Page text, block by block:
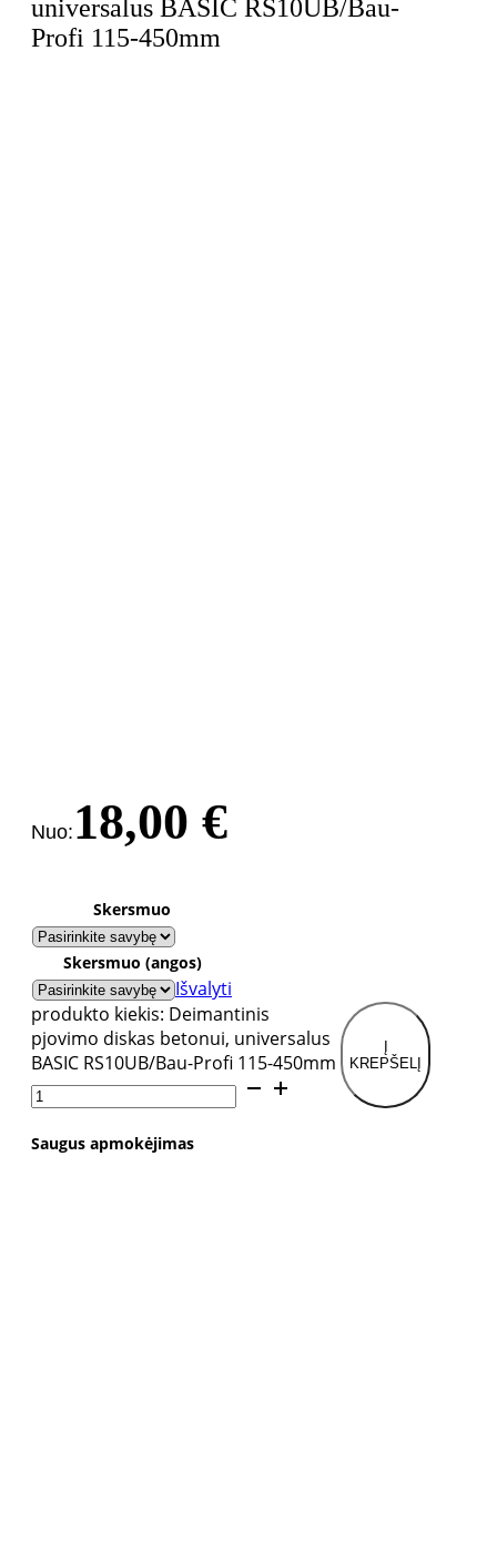
universalus BASIC RS10UB/Bau-
Profi 115-450mm
Nuo: 18,00 €
Skersmuo
Skersmuo (angos)
Išvalyti
produkto kiekis: Deimantinis
pjovimo diskas betonui, universalus
BASIC RS10UB/Bau-Profi 115-450mm
KREPŠELĮ
Saugus apmokėjimas